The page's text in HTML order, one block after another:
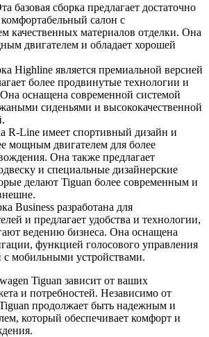
базовая сборка предлагает достаточно
салон с
качественных материалов отделки. Она
двигателем и обладает хорошей
Highline является премиальной версией
более продвинутые технологии и
оснащена современной системой
сиденьями и высококачественной
R-Line имеет спортивный дизайн и
мощным двигателем для более
Она также предлагает
и специальные дизайнерские
делают Tiguan более современным и
Business разработана для
и предлагает удобства и технологии,
ведению бизнеса. Она оснащена
функцией голосового управления
с мобильными устройствами.
Tiguan зависит от ваших
и потребностей. Независимо от
продолжает быть надежным и
который обеспечивает комфорт и